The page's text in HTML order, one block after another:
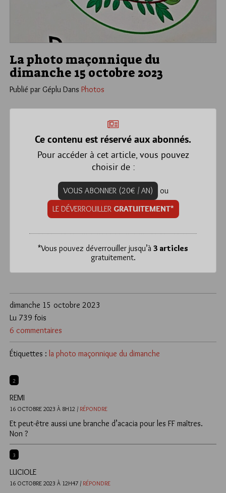
La photo maçonnique du
dimanche 15 octobre 2023
Publié par Géplu Dans Photos
Ce contenu est réservé aux abonnés.
Pour accéder à cet article, vous pouvez
choisir de :
VOUS ABONNER (20€ / AN)
ou
LE DÉVERROUILLER GRATUITEMENT*
*Vous pouvez déverrouiller jusqu’à 3 articles
gratuitement.
dimanche 15 octobre 2023
6 commentaires
Lu 739 fois
Étiquettes : la photo maçonnique du dimanche
2
REMI
16 OCTOBRE 2023 À 8H12 / RÉPONDRE
Et peut-être aussi une branche d’acacia pour les FF maîtres.
Non ?
3
LUCIOLE
16 OCTOBRE 2023 À 12H47 / RÉPONDRE